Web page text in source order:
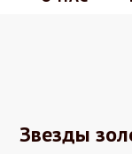
Звезды